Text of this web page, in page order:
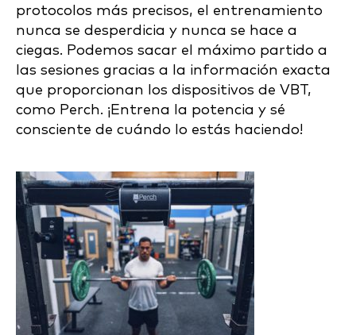
protocolos más precisos, el entrenamiento
nunca se desperdicia y nunca se hace a
ciegas. Podemos sacar el máximo partido a
las sesiones gracias a la información exacta
que proporcionan los dispositivos de VBT,
como Perch. ¡Entrena la potencia y sé
consciente de cuándo lo estás haciendo!